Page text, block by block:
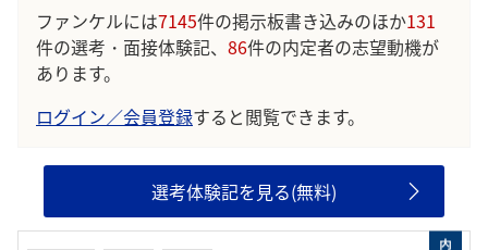
ファンケルには7145件の掲示板書き込みのほか131
件の選考・面接体験記、 86件の内定者の志望動機が
あります。
ログイン／会員登録すると閲覧できます。
選考体験記を見る(無料)